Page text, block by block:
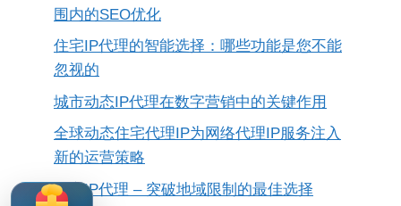
围内的SEO优化
住宅IP代理的智能选择：哪些功能是您不能
忽视的
城市动态IP代理在数字营销中的关键作用
全球动态住宅代理IP为网络代理IP服务注入
新的运营策略
住宅IP代理 – 突破地域限制的最佳选择